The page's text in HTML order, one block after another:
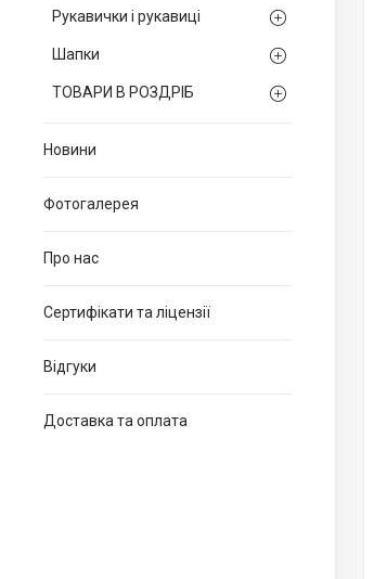
Рукавички і рукавиці
Шапки
ТОВАРИ В РОЗДРІБ
Новини
Фотогалерея
Про нас
Сертифікати та ліцензії
Відгуки
Доставка та оплата